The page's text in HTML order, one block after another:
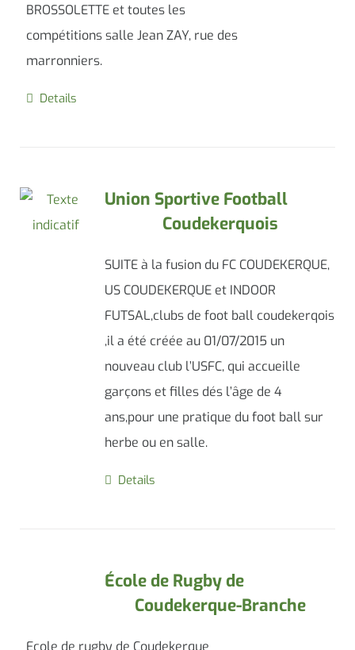
BROSSOLETTE et toutes les
compétitions salle Jean ZAY, rue des
marronniers.
Details
Union Sportive Football
Coudekerquois
SUITE à la fusion du FC COUDEKERQUE,
US COUDEKERQUE et INDOOR
FUTSAL,clubs de foot ball coudekerqois
,il a été créée au 01/07/2015 un
nouveau club l’USFC, qui accueille
garçons et filles dés l’âge de 4
ans,pour une pratique du foot ball sur
herbe ou en salle.
Details
École de Rugby de
Coudekerque-Branche
Ecole de rugby de Coudekerque